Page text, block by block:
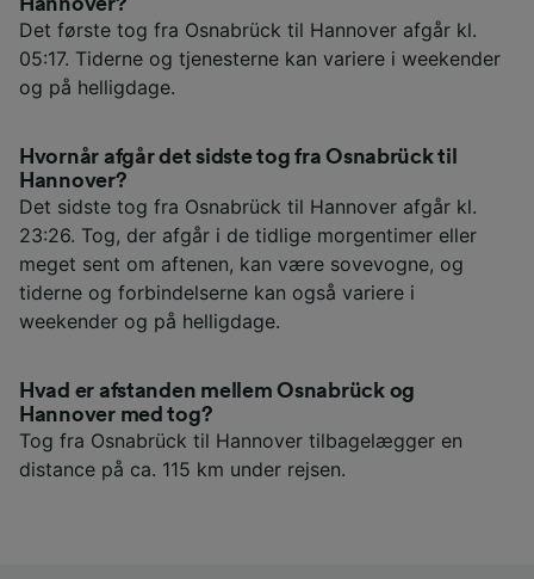
Det første tog fra Osnabrück til Hannover afgår kl.
05:17. Tiderne og tjenesterne kan variere i weekender
og på helligdage.
Hvornår afgår det sidste tog fra Osnabrück til
Hannover?
Det sidste tog fra Osnabrück til Hannover afgår kl.
23:26. Tog, der afgår i de tidlige morgentimer eller
meget sent om aftenen, kan være sovevogne, og
tiderne og forbindelserne kan også variere i
weekender og på helligdage.
Hvad er afstanden mellem Osnabrück og
Hannover med tog?
Tog fra Osnabrück til Hannover tilbagelægger en
distance på ca. 115 km under rejsen.